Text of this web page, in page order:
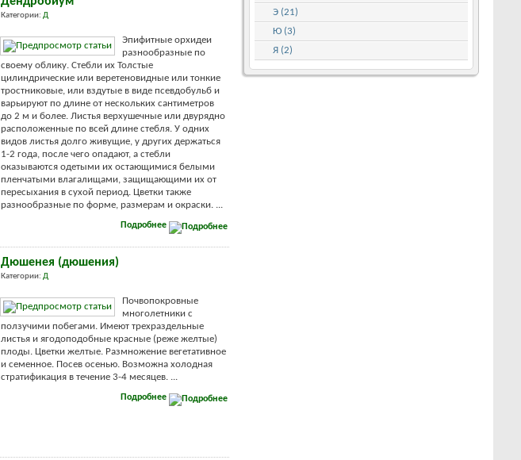
Категории: Д
Эпифитные орхидеи
разнообразные по
своему облику. Стебли их Толстые
цилиндрические или веретеновидные или тонкие
тростниковые, или вздутые в виде псевдобульб и
варьируют по длине от нескольких сантиметров
до 2 м и более. Листья верхушечные или двурядно
расположенные по всей длине стебля. У одних
видов листья долго живущие, у других держаться
1-2 года, после чего опадают, а стебли
оказываются одетыми их остающимися белыми
пленчатыми влагалищами, защищающими их от
пересыхания в сухой период. Цветки также
разнообразные по форме, размерам и окраски. ...
Подробнее
Дюшенея (дюшения)
Категории: Д
Почвопокровные
многолетники с
ползучими побегами. Имеют трехраздельные
листья и ягодоподобные красные (реже желтые)
плоды. Цветки желтые. Размножение вегетативное
и семенное. Посев осенью. Возможна холодная
стратификация в течение 3-4 месяцев. ...
Подробнее
Э (21)
Ю (3)
Я (2)